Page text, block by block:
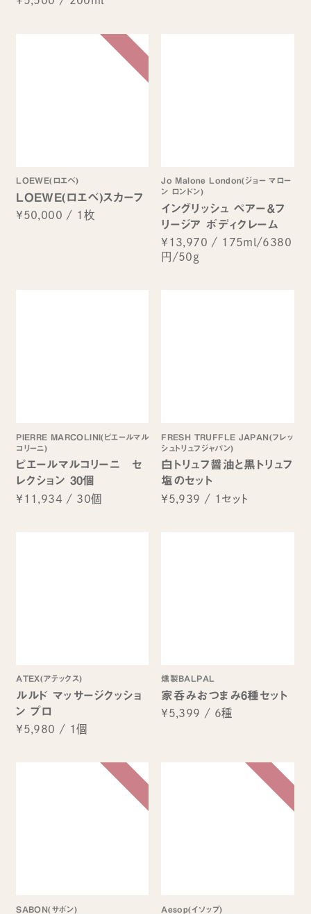
LOEWE(ロエベ)
LOEWE(ロエベ)スカーフ
¥50,000 / 1枚
Jo Malone London(ジョー マロー
ン ロンドン)
イングリッシュ ペアー＆フ
リージア ボディクレーム
¥13,970 / 175ml/6380
円/50g
PIERRE MARCOLINI(ピエールマル
コリーニ)
ピエールマルコリーニ セ
レクション 30個
¥11,934 / 30個
FRESH TRUFFLE JAPAN(フレッ
シュトリュフジャパン)
白トリュフ醤油と黒トリュフ
塩のセット
¥5,939 / 1セット
ATEX(アテックス)
ルルド マッサージクッショ
ン プロ
¥5,980 / 1個
燻製BALPAL
家呑みおつまみ6種セット
¥5,399 / 6種
SABON(サボン) Aesop(イソップ)